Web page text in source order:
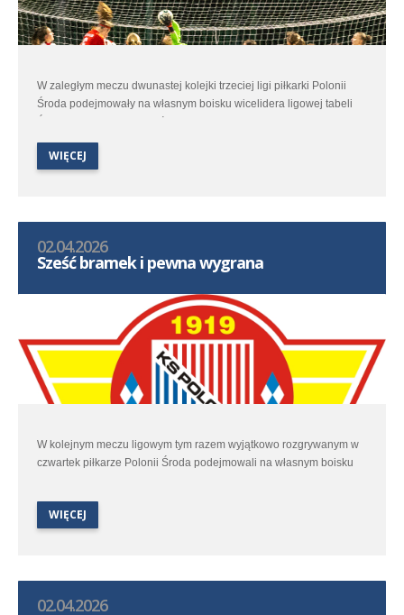
W zaległym meczu dwunastej kolejki trzeciej ligi piłkarki Polonii
Środa podejmowały na własnym boisku wicelidera ligowej tabeli
Ślęzę Wrocław. W kontekście walki o czołowe ligowe lokaty było to
WIĘCEJ
02.04.2026
Sześć bramek i pewna wygrana
W kolejnym meczu ligowym tym razem wyjątkowo rozgrywanym w
czwartek piłkarze Polonii Środa podejmowali na własnym boisku
WIĘCEJ
02.04.2026